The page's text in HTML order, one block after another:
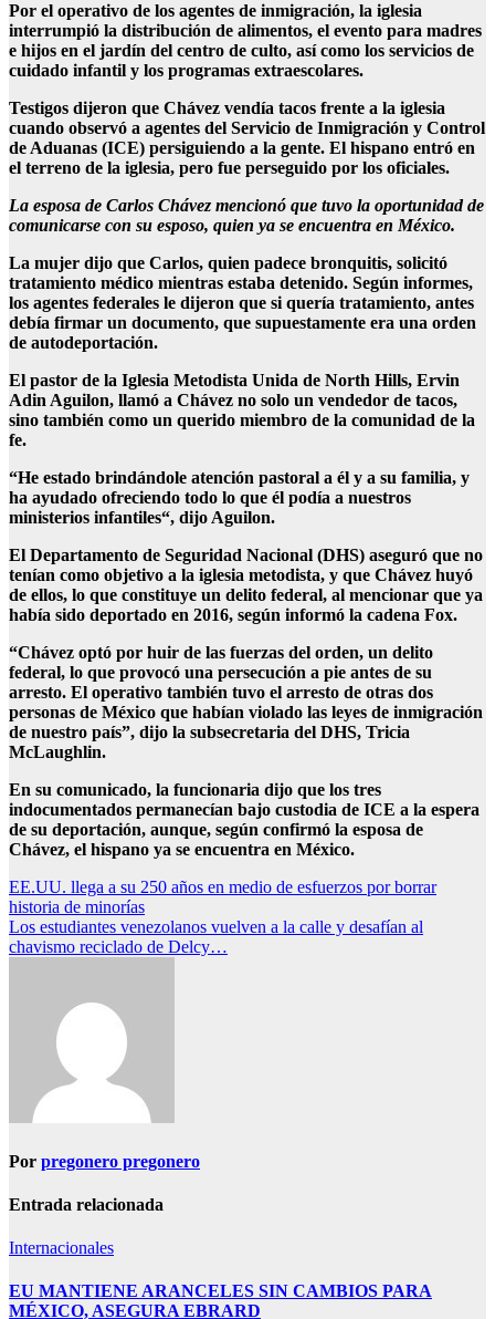
Por el operativo de los agentes de inmigración, la iglesia
interrumpió la distribución de alimentos, el evento para madres
e hijos en el jardín del centro de culto, así como los servicios de
cuidado infantil y los programas extraescolares.
Testigos dijeron que Chávez vendía tacos frente a la iglesia
cuando observó a agentes del Servicio de Inmigración y Control
de Aduanas (ICE) persiguiendo a la gente. El hispano entró en
el terreno de la iglesia, pero fue perseguido por los oficiales.
La esposa de Carlos Chávez mencionó que tuvo la oportunidad de
comunicarse con su esposo, quien ya se encuentra en México.
La mujer dijo que Carlos, quien padece bronquitis, solicitó
tratamiento médico mientras estaba detenido. Según informes,
los agentes federales le dijeron que si quería tratamiento, antes
debía firmar un documento, que supuestamente era una orden
de autodeportación.
El pastor de la Iglesia Metodista Unida de North Hills, Ervin
Adin Aguilon, llamó a Chávez no solo un vendedor de tacos,
sino también como un querido miembro de la comunidad de la
fe.
“He estado brindándole atención pastoral a él y a su familia, y
ha ayudado ofreciendo todo lo que él podía a nuestros
ministerios infantiles“, dijo Aguilon.
El Departamento de Seguridad Nacional (DHS) aseguró que no
tenían como objetivo a la iglesia metodista, y que Chávez huyó
de ellos, lo que constituye un delito federal, al mencionar que ya
había sido deportado en 2016, según informó la cadena Fox.
“Chávez optó por huir de las fuerzas del orden, un delito
federal, lo que provocó una persecución a pie antes de su
arresto. El operativo también tuvo el arresto de otras dos
personas de México que habían violado las leyes de inmigración
de nuestro país”, dijo la subsecretaria del DHS, Tricia
McLaughlin.
En su comunicado, la funcionaria dijo que los tres
indocumentados permanecían bajo custodia de ICE a la espera
de su deportación, aunque, según confirmó la esposa de
Chávez, el hispano ya se encuentra en México.
Navegación
de
entradas
EE.UU. llega a su 250 años en medio de esfuerzos por borrar
historia de minorías
Los estudiantes venezolanos vuelven a la calle y desafían al
chavismo reciclado de Delcy…
Por pregonero pregonero
Entrada relacionada
Internacionales
EU MANTIENE ARANCELES SIN CAMBIOS PARA
MÉXICO, ASEGURA EBRARD